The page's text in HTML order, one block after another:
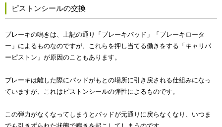
ピストンシールの交換
ブレーキの鳴きは、上記の通り「ブレーキパッド」「ブレーキロータ
ー」によるものなのですが、これらを押し当てる働きをする「キャリパ
ーピストン」が原因のこともあります。
ブレーキは離した際にパッドがもとの場所に引き戻される仕組みになっ
ていますが、これはピストンシールの弾性によるものです。
この弾力がなくなってしまうとパッドが元通りに戻らなくなり、いつま